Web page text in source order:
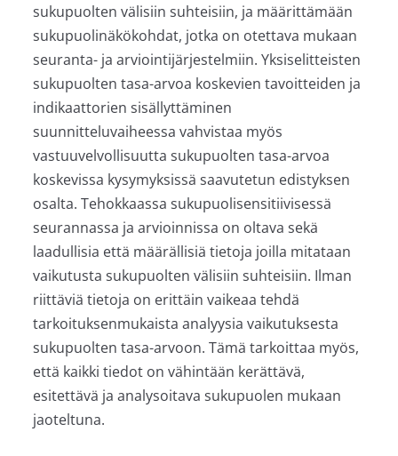
sukupuolten välisiin suhteisiin, ja määrittämään
sukupuolinäkökohdat, jotka on otettava mukaan
seuranta- ja arviointijärjestelmiin. Yksiselitteisten
sukupuolten tasa-arvoa koskevien tavoitteiden ja
indikaattorien sisällyttäminen
suunnitteluvaiheessa vahvistaa myös
vastuuvelvollisuutta sukupuolten tasa-arvoa
koskevissa kysymyksissä saavutetun edistyksen
osalta. Tehokkaassa sukupuolisensitiivisessä
seurannassa ja arvioinnissa on oltava sekä
laadullisia että määrällisiä tietoja joilla mitataan
vaikutusta sukupuolten välisiin suhteisiin. Ilman
riittäviä tietoja on erittäin vaikeaa tehdä
tarkoituksenmukaista analyysia vaikutuksesta
sukupuolten tasa-arvoon. Tämä tarkoittaa myös,
että kaikki tiedot on vähintään kerättävä,
esitettävä ja analysoitava sukupuolen mukaan
jaoteltuna.